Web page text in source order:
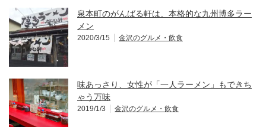
泉本町のがんばる軒は、本格的な九州博多ラー
メン
2020/3/15 金沢のグルメ・飲食
味あっさり、女性が「一人ラーメン」もできち
ゃう万味
2019/1/3 金沢のグルメ・飲食